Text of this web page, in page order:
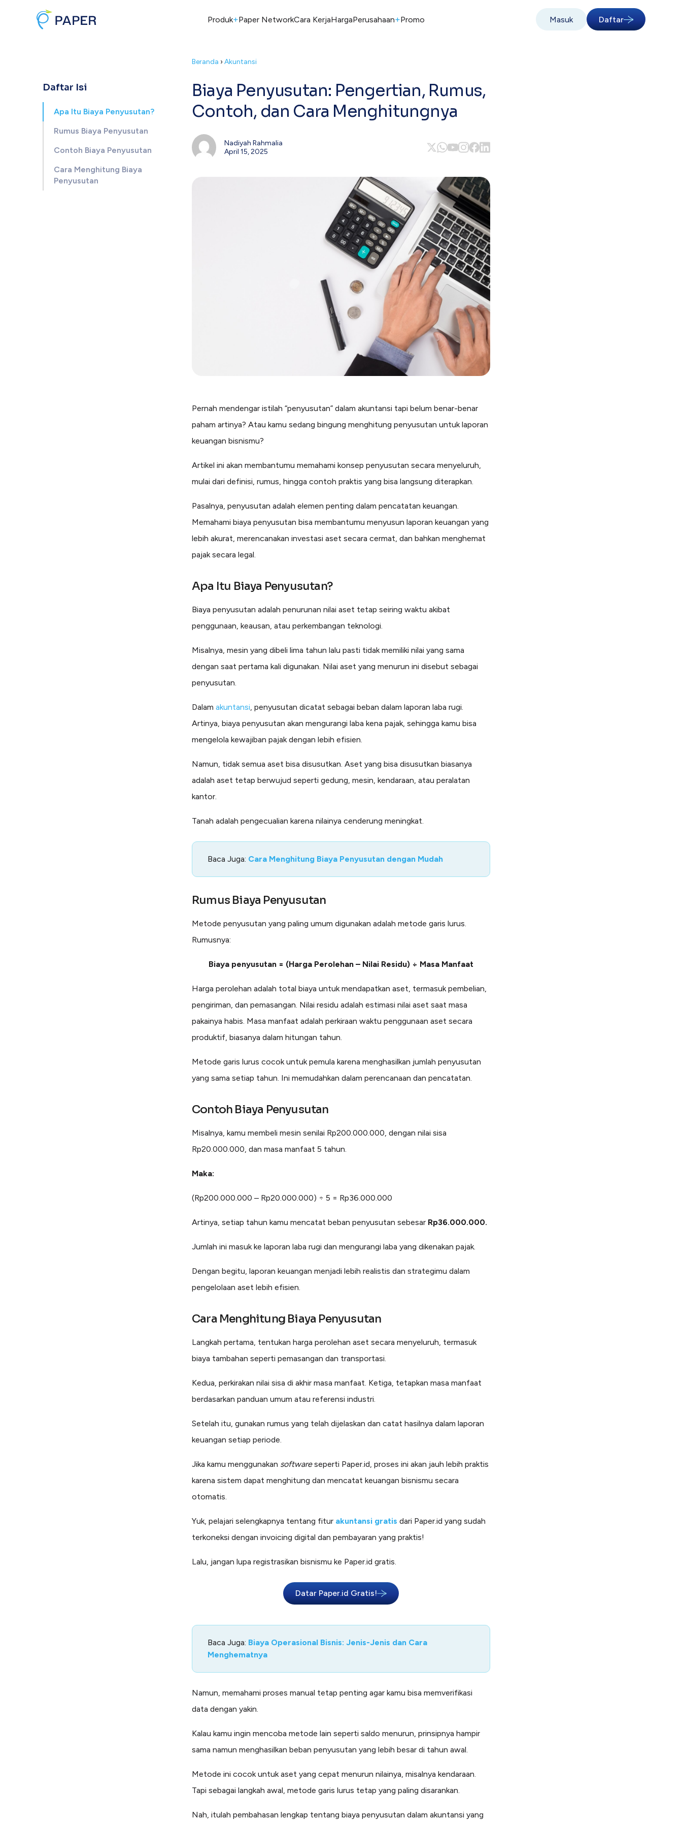
Produk+Paper NetworkCara KerjaHargaPerusahaan+Promo Masuk Daftar
Daftar Isi
Apa Itu Biaya Penyusutan?
Rumus Biaya Penyusutan
Contoh Biaya Penyusutan
Cara Menghitung Biaya
Penyusutan
Beranda › Akuntansi
Biaya Penyusutan: Pengertian, Rumus,
Contoh, dan Cara Menghitungnya
Nadiyah Rahmalia
April 15, 2025
Pernah mendengar istilah “penyusutan” dalam akuntansi tapi belum benar-benar
paham artinya? Atau kamu sedang bingung menghitung penyusutan untuk laporan
keuangan bisnismu?
Artikel ini akan membantumu memahami konsep penyusutan secara menyeluruh,
mulai dari definisi, rumus, hingga contoh praktis yang bisa langsung diterapkan.
Pasalnya, penyusutan adalah elemen penting dalam pencatatan keuangan.
Memahami biaya penyusutan bisa membantumu menyusun laporan keuangan yang
lebih akurat, merencanakan investasi aset secara cermat, dan bahkan menghemat
pajak secara legal.
Apa Itu Biaya Penyusutan?
Biaya penyusutan adalah penurunan nilai aset tetap seiring waktu akibat
penggunaan, keausan, atau perkembangan teknologi.
Misalnya, mesin yang dibeli lima tahun lalu pasti tidak memiliki nilai yang sama
dengan saat pertama kali digunakan. Nilai aset yang menurun ini disebut sebagai
penyusutan.
Dalam akuntansi , penyusutan dicatat sebagai beban dalam laporan laba rugi.
Artinya, biaya penyusutan akan mengurangi laba kena pajak, sehingga kamu bisa
mengelola kewajiban pajak dengan lebih efisien.
Namun, tidak semua aset bisa disusutkan. Aset yang bisa disusutkan biasanya
adalah aset tetap berwujud seperti gedung, mesin, kendaraan, atau peralatan
kantor.
Tanah adalah pengecualian karena nilainya cenderung meningkat.
Baca Juga: Cara Menghitung Biaya Penyusutan dengan Mudah
Rumus Biaya Penyusutan
Metode penyusutan yang paling umum digunakan adalah metode garis lurus.
Rumusnya:
Biaya penyusutan = (Harga Perolehan – Nilai Residu) ÷ Masa Manfaat
Harga perolehan adalah total biaya untuk mendapatkan aset, termasuk pembelian,
pengiriman, dan pemasangan. Nilai residu adalah estimasi nilai aset saat masa
pakainya habis. Masa manfaat adalah perkiraan waktu penggunaan aset secara
produktif, biasanya dalam hitungan tahun.
Metode garis lurus cocok untuk pemula karena menghasilkan jumlah penyusutan
yang sama setiap tahun. Ini memudahkan dalam perencanaan dan pencatatan.
Contoh Biaya Penyusutan
Misalnya, kamu membeli mesin senilai Rp200.000.000, dengan nilai sisa
Rp20.000.000, dan masa manfaat 5 tahun.
Maka:
(Rp200.000.000 – Rp20.000.000) ÷ 5 = Rp36.000.000
Artinya, setiap tahun kamu mencatat beban penyusutan sebesar Rp36.000.000.
Jumlah ini masuk ke laporan laba rugi dan mengurangi laba yang dikenakan pajak.
Dengan begitu, laporan keuangan menjadi lebih realistis dan strategimu dalam
pengelolaan aset lebih efisien.
Cara Menghitung Biaya Penyusutan
Langkah pertama, tentukan harga perolehan aset secara menyeluruh, termasuk
biaya tambahan seperti pemasangan dan transportasi.
Kedua, perkirakan nilai sisa di akhir masa manfaat. Ketiga, tetapkan masa manfaat
berdasarkan panduan umum atau referensi industri.
Setelah itu, gunakan rumus yang telah dijelaskan dan catat hasilnya dalam laporan
keuangan setiap periode.
Jika kamu menggunakan softwareseperti Paper.id, proses ini akan jauh lebih praktis
karena sistem dapat menghitung dan mencatat keuangan bisnismu secara
otomatis.
Yuk, pelajari selengkapnya tentang fitur akuntansi gratis dari Paper.id yang sudah
terkoneksi dengan invoicing digital dan pembayaran yang praktis!
Lalu, jangan lupa registrasikan bisnismu ke Paper.id gratis.
Datar Paper.id Gratis!
Baca Juga: Biaya Operasional Bisnis: Jenis-Jenis dan Cara
Menghematnya
Namun, memahami proses manual tetap penting agar kamu bisa memverifikasi
data dengan yakin.
Kalau kamu ingin mencoba metode lain seperti saldo menurun, prinsipnya hampir
sama namun menghasilkan beban penyusutan yang lebih besar di tahun awal.
Metode ini cocok untuk aset yang cepat menurun nilainya, misalnya kendaraan.
Tapi sebagai langkah awal, metode garis lurus tetap yang paling disarankan.
Nah, itulah pembahasan lengkap tentang biaya penyusutan dalam akuntansi yang